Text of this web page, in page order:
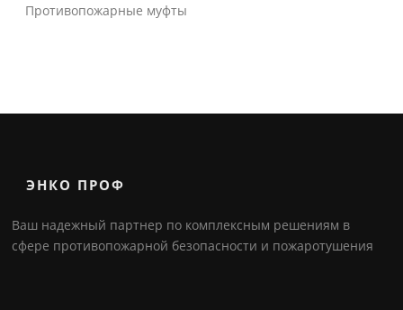
Противопожарные муфты
ЭНКО ПРОФ
Ваш надежный партнер по комплексным решениям в
сфере противопожарной безопасности и пожаротушения